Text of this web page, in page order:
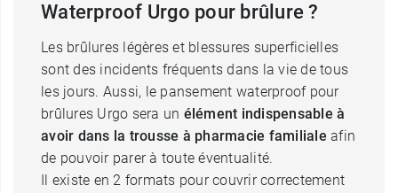
Waterproof Urgo pour brûlure ?
Les brûlures légères et blessures superficielles
sont des incidents fréquents dans la vie de tous
les jours. Aussi, le pansement waterproof pour
brûlures Urgo sera un élément indispensable à
avoir dans la trousse à pharmacie familiale afin
de pouvoir parer à toute éventualité.
Il existe en 2 formats pour couvrir correctement